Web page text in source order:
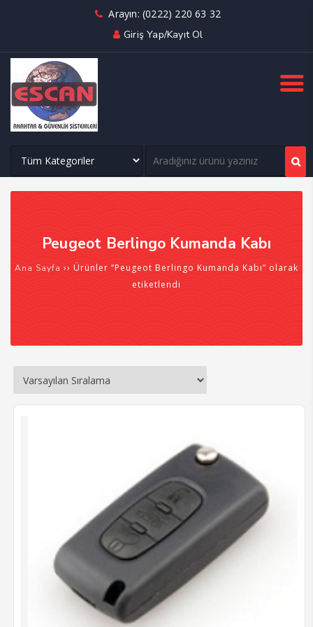
Arayın: (0222) 220 63 32
Giriş Yap/Kayıt Ol
Peugeot Berlingo Kumanda Kabı
Ana Sayfa ›› Ürünler “Peugeot Berlingo Kumanda Kabı” olarak
etiketlendi